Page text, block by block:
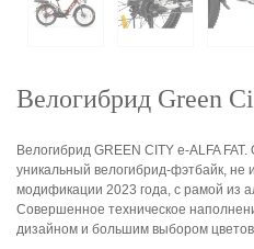
Велогибрид Green
Велогибрид GREEN CITY e-ALFA
уникальный велогибрид-фэтбайк,
модификации 2023 года, с рамой из
Совершенное техническое
дизайном и большим выбором